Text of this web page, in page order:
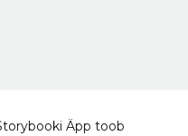
Äpp toob